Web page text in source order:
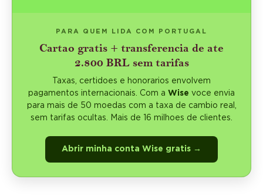
PARA QUEM LIDA COM PORTUGAL
Cartao gratis + transferencia de ate
2.800 BRL sem tarifas
Taxas, certidoes e honorarios envolvem
pagamentos internacionais. Com a Wise voce envia
para mais de 50 moedas com a taxa de cambio real,
sem tarifas ocultas. Mais de 16 milhoes de clientes.
Abrir minha conta Wise gratis →